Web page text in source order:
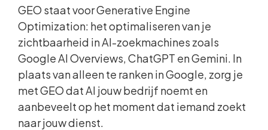
GEO staat voor Generative Engine
Optimization: het optimaliseren van je
zichtbaarheid in AI-zoekmachines zoals
Google AI Overviews, ChatGPT en Gemini. In
plaats van alleen te ranken in Google, zorg je
met GEO dat AI jouw bedrijf noemt en
aanbeveelt op het moment dat iemand zoekt
naar jouw dienst.